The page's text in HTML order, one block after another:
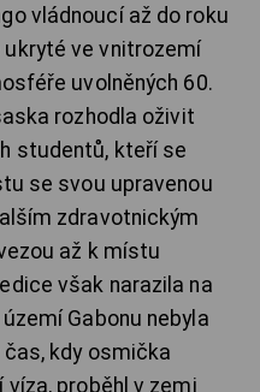
vládnoucí až do roku
ve vnitrozemí
uvolněných 60.
rozhodla oživit
studentů, kteří se
se svou upravenou
zdravotnickým
až k místu
však narazila na
Gabonu nebyla
kdy osmička
proběhl v zemi